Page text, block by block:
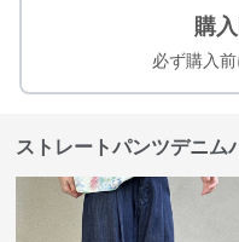
購
必ず購入前
ストレートパンツデニム